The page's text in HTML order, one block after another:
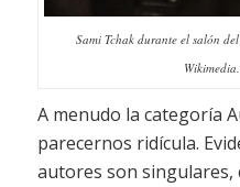
Sami Tchak durante el salón
A menudo la categoría
parecernos ridícula.
autores son singulares,